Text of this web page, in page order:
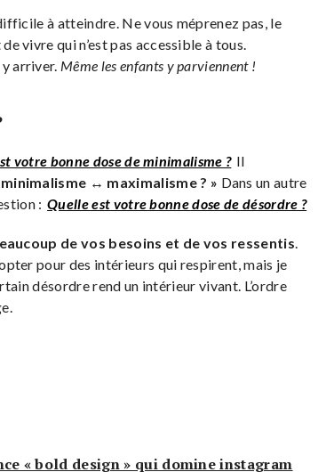
à atteindre. Ne vous méprenez pas, le
vivre qui n’est pas accessible à tous.
arriver. Même les enfants y parviennent !
votre bonne dose de minimalisme ? Il
minimalisme ↔ maximalisme ? » Dans un autre
: Quelle est votre bonne dose de désordre ?
de vos besoins et de vos ressentis
pour des intérieurs qui respirent, mais je
désordre rend un intérieur vivant. L’ordre
« bold design » qui domine instagram